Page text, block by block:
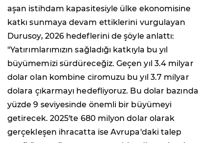
aşan istihdam kapasitesiyle ülke ekonomisine
katkı sunmaya devam ettiklerini vurgulayan
Durusoy, 2026 hedeflerini de şöyle anlattı:
"Yatırımlarımızın sağladığı katkıyla bu yıl
büyümemizi sürdüreceğiz. Geçen yıl 3.4 milyar
dolar olan kombine ciromuzu bu yıl 3.7 milyar
dolara çıkarmayı hedefliyoruz. Bu dolar bazında
yüzde 9 seviyesinde önemli bir büyümeyi
getirecek. 2025'te 680 milyon dolar olarak
gerçekleşen ihracatta ise Avrupa'daki talep